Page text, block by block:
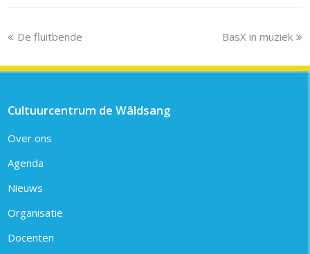
previous
De fluitbende
next
BasX in muziek
Cultuurcentrum de Wâldsang
Over ons
Agenda
Nieuws
Organisatie
Docenten